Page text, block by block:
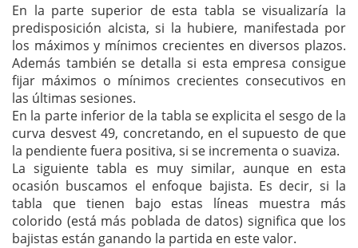
En la parte superior de esta tabla se visualizaría la
predisposición alcista, si la hubiere, manifestada por
los máximos y mínimos crecientes en diversos plazos.
Además también se detalla si esta empresa consigue
fijar máximos o mínimos crecientes consecutivos en
las últimas sesiones.
En la parte inferior de la tabla se explicita el sesgo de la
curva desvest 49, concretando, en el supuesto de que
la pendiente fuera positiva, si se incrementa o suaviza.
La siguiente tabla es muy similar, aunque en esta
ocasión buscamos el enfoque bajista. Es decir, si la
tabla que tienen bajo estas líneas muestra más
colorido (está más poblada de datos) significa que los
bajistas están ganando la partida en este valor.